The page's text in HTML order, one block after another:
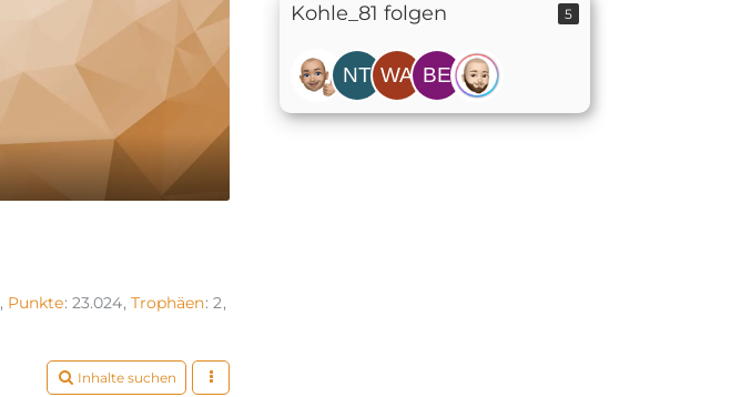
Punkte 23.024 Trophäen 2
Inhalte suchen
Kohle_81 folgen 5